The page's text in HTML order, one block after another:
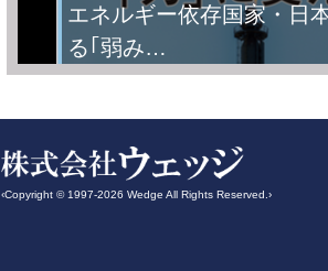
エネルギー依存国家・
る｢弱み…
‹Copyright © 1997-2026 Wedge All Rights Reserved.›